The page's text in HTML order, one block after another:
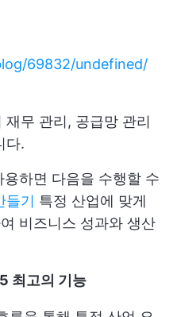
69832/undefined/
무 관리, 공급망 관리
다.
하면 다음을 수행할 수
들기 특정 산업에 맞게
비즈니스 성과와 생산
최고의 기능